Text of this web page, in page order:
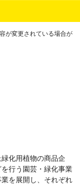
が変更されている場合が
化用植物の商品企
行う園芸・緑化事業
を展開し、それぞれ